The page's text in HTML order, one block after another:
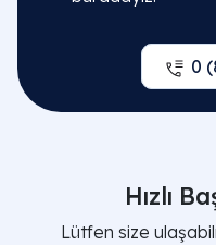
0
Hızlı
Lütfen size